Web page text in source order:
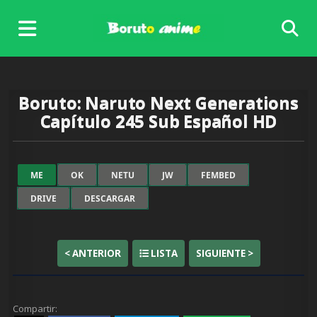
content
Boruto: Naruto Next Generations
Capítulo 245 Sub Español HD
ME OK NETU JW
FEMBED
DRIVE
DESCARGAR
< ANTERIOR LISTA SIGUIENTE >
Españolcompleto online, disfruta
Compartir: